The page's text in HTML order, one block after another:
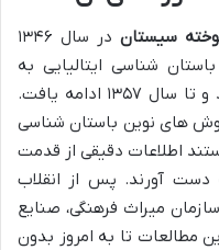
سیستان
در سال ۱۳۴۶
باستان شناسی ایتالیایی به
سرپرستی دکتر مارتسیو توزی آغاز شد و تا سال ۱۳۵۷ ادامه یافت.
های نوین باستان شناسی
اطلاعات دقیقی از قدمت
آورند. پس از انقلاب
میراث فرهنگی، صنایع
مطالعات تا به امروز بدون